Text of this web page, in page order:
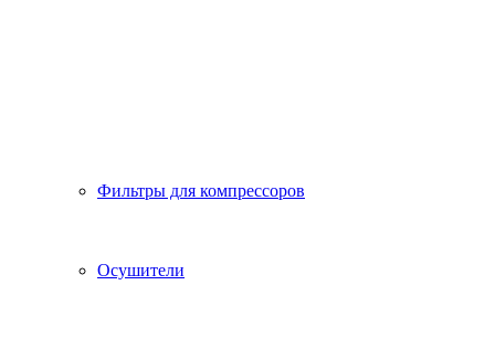
Фильтры для компрессоров
Осушители